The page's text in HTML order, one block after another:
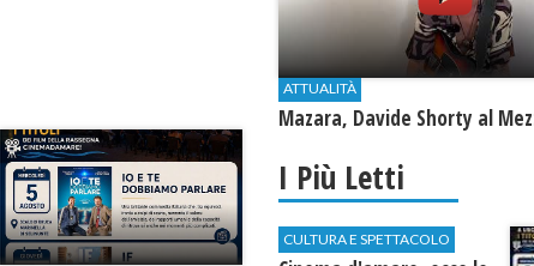
ATTUALITÀ
Mazara, Davide Shorty al
I Più Letti
CULTURA E SPETTACOLO